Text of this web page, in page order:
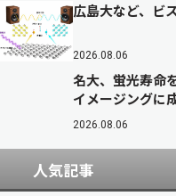
広島大など、ビ
2026.08.06
名大、蛍光寿命
イメージングに
2026.08.06
人気記事